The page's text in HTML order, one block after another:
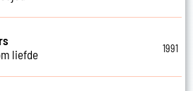
liefde
1991